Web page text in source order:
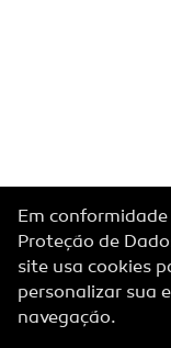
Em
Proteção de
site usa cookies
personalizar sua
navegação.